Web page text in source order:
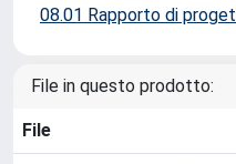
08.01 Rapporto di
File in questo prodotto:
File